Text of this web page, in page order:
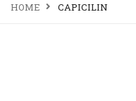
HOME CAPICILIN